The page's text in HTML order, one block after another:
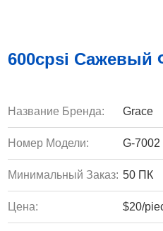
600cpsi Сажевый
Название Бренда: Grace
Номер Модели: G-7002
Минимальный Заказ: 50 ПК
Цена: $20/